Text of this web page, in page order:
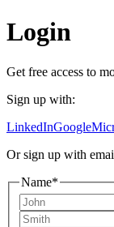
Login
Get free access to
Sign up with:
LinkedInGoogle
Or sign up with
Name*